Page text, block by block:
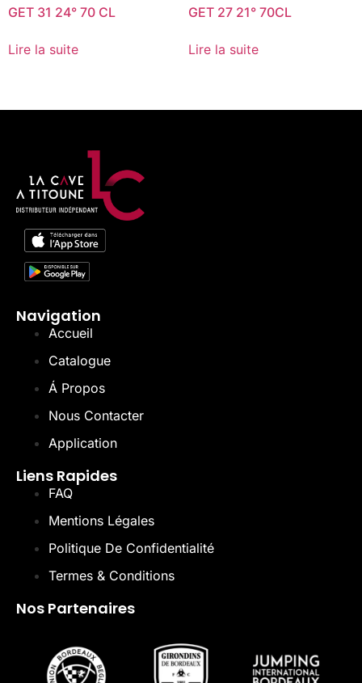
GET 31 24° 70 CL
Lire la suite
GET 27 21° 70CL
Lire la suite
Navigation
Accueil
Catalogue
Á Propos
Nous Contacter
Application
Liens Rapides
FAQ
Mentions Légales
Politique De Confidentialité
Termes & Conditions
Nos Partenaires